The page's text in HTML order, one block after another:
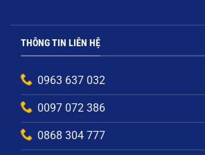
THÔNG TIN LIÊN HỆ
0963 637 032
0097 072 386
0868 304 777